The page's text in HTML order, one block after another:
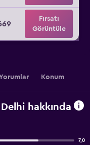
Fırsatı
Görüntüle
Konum
hakkında
7,0